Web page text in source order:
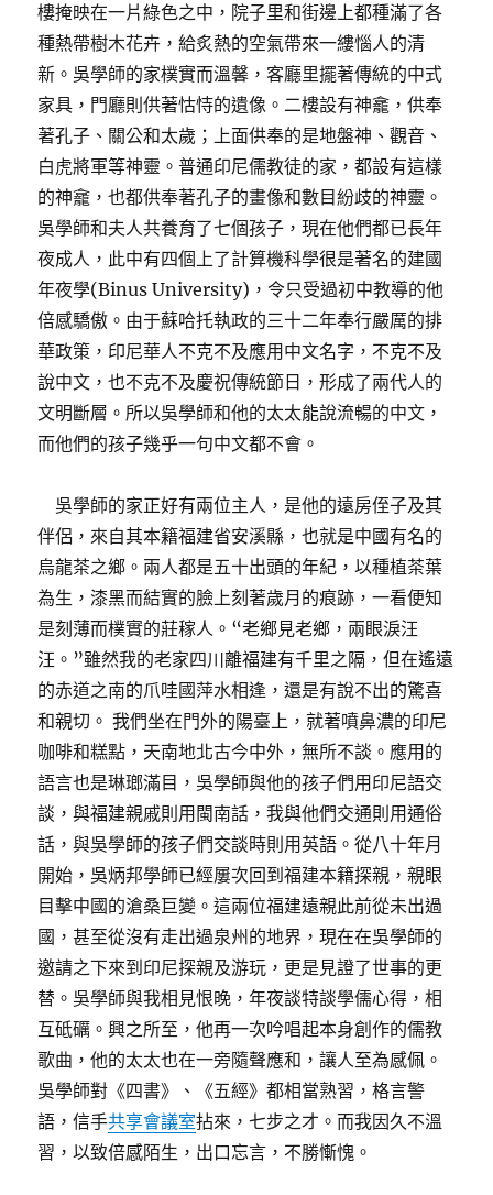
樓掩映在一片綠色之中，院子里和街邊上都種滿了各
種熱帶樹木花卉，給炙熱的空氣帶來一縷惱人的清
新。吳學師的家樸實而溫馨，客廳里擺著傳統的中式
家具，門廳則供著怙恃的遺像。二樓設有神龕，供奉
著孔子、關公和太歲；上面供奉的是地盤神、觀音、
白虎將軍等神靈。普通印尼儒教徒的家，都設有這樣
的神龕，也都供奉著孔子的畫像和數目紛歧的神靈。
吳學師和夫人共養育了七個孩子，現在他們都已長年
夜成人，此中有四個上了計算機科學很是著名的建國
年夜學(Binus University)，令只受過初中教導的他
倍感驕傲。由于蘇哈托執政的三十二年奉行嚴厲的排
華政策，印尼華人不克不及應用中文名字，不克不及
說中文，也不克不及慶祝傳統節日，形成了兩代人的
文明斷層。所以吳學師和他的太太能說流暢的中文，
而他們的孩子幾乎一句中文都不會。
吳學師的家正好有兩位主人，是他的遠房侄子及其
伴侶，來自其本籍福建省安溪縣，也就是中國有名的
烏龍茶之鄉。兩人都是五十出頭的年紀，以種植茶葉
為生，漆黑而結實的臉上刻著歲月的痕跡，一看便知
是刻薄而樸實的莊稼人。“老鄉見老鄉，兩眼淚汪
汪。”雖然我的老家四川離福建有千里之隔，但在遙遠
的赤道之南的爪哇國萍水相逢，還是有說不出的驚喜
和親切。 我們坐在門外的陽臺上，就著噴鼻濃的印尼
咖啡和糕點，天南地北古今中外，無所不談。應用的
語言也是琳瑯滿目，吳學師與他的孩子們用印尼語交
談，與福建親戚則用閩南話，我與他們交通則用通俗
話，與吳學師的孩子們交談時則用英語。從八十年月
開始，吳炳邦學師已經屢次回到福建本籍探親，親眼
目擊中國的滄桑巨變。這兩位福建遠親此前從未出過
國，甚至從沒有走出過泉州的地界，現在在吳學師的
邀請之下來到印尼探親及游玩，更是見證了世事的更
替。吳學師與我相見恨晚，年夜談特談學儒心得，相
互砥礪。興之所至，他再一次吟唱起本身創作的儒教
歌曲，他的太太也在一旁隨聲應和，讓人至為感佩。
吳學師對《四書》、《五經》都相當熟習，格言警
語，信手共享會議室拈來，七步之才。而我因久不溫
習，以致倍感陌生，出口忘言，不勝慚愧。